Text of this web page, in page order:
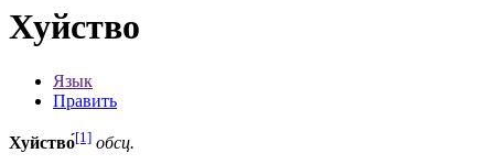
Хуйство
Язык
Править
Хуйство́[1] обсц.